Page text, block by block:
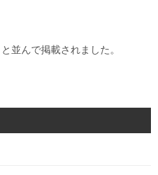
並んで掲載されました。